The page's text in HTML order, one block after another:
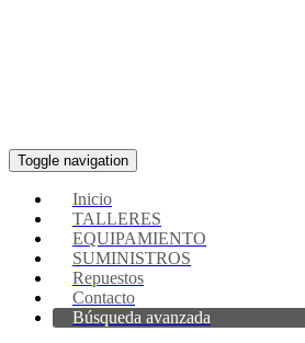
Toggle navigation
Inicio
TALLERES
EQUIPAMIENTO
SUMINISTROS
Repuestos
Contacto
Búsqueda avanzada